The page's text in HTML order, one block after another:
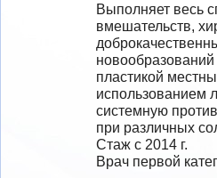
Выполняет весь
вмешательств,
новообразований
пластикой
использованием
системную
при различных
Стаж с 2014 г.
Врач первой